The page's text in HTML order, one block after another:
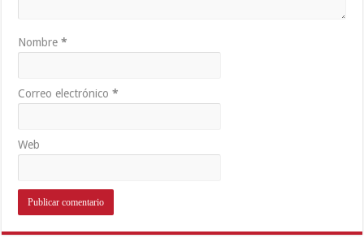
Nombre*
Correo electrónico*
Web